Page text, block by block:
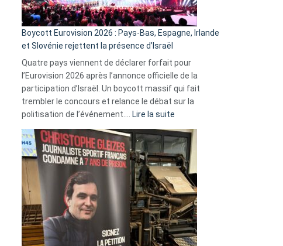
Boycott Eurovision 2026 : Pays-Bas, Espagne, Irlande
et Slovénie rejettent la présence d’Israël
Quatre pays viennent de déclarer forfait pour
l’Eurovision 2026 après l’annonce officielle de la
participation d’Israël. Un boycott massif qui fait
trembler le concours et relance le débat sur la
politisation de l’événement.…
Lire la suite
Eurovision
2026
:
Pays-
Bas,
Espagne,
Irlande
et
Slovénie